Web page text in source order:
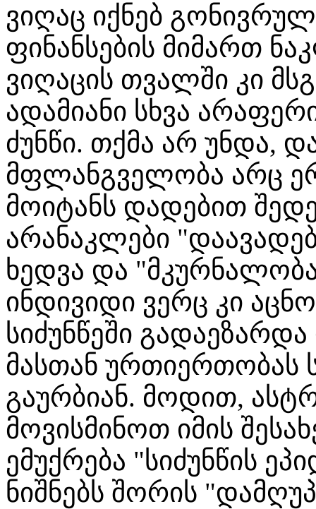
ვიღაც იქნებ
ფინანსების მიმართ
ვიღაცის თვალში კი
ადამიანი სხვა
ძუნწი. თქმა არ უნდა,
მფლანგველობა არც
მოიტანს დადებით
არანაკლები
ხედვა და
ინდივიდი ვერც კი
სიძუნწეში
მასთან ურთიერთობას
გაურბიან. მოდით,
მოვისმინოთ იმის
ემუქრება "სიძუნწის
ნიშნებს შორის